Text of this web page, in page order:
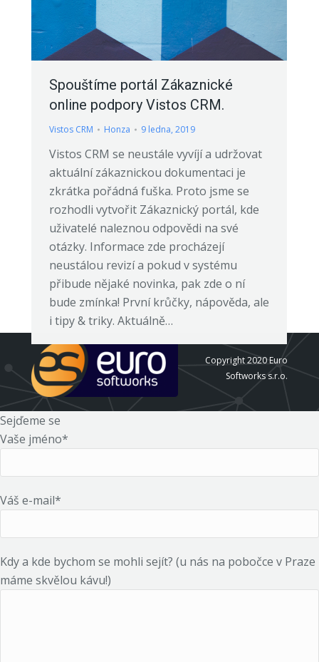
Spouštíme portál Zákaznické
online podpory Vistos CRM.
Vistos CRM Honza 9 ledna, 2019
Vistos CRM se neustále vyvíjí a udržovat
aktuální zákaznickou dokumentaci je
zkrátka pořádná fuška. Proto jsme se
rozhodli vytvořit Zákaznický portál, kde
uživatelé naleznou odpovědi na své
otázky. Informace zde procházejí
neustálou revizí a pokud v systému
přibude nějaké novinka, pak zde o ní
bude zmínka! První krůčky, nápověda, ale
i tipy & triky. Aktuálně…
Copyright 2020 Euro
Softworks s.r.o.
Sejďeme se
Vaše jméno*
Váš e-mail*
Kdy a kde bychom se mohli sejít? (u nás na pobočce v Praze
máme skvělou kávu!)